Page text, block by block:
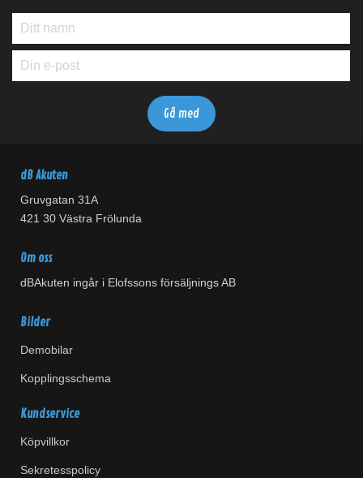
dB Akuten
Gruvgatan 31A
421 30 Västra Frölunda
Om oss
dBAkuten ingår i Elofssons försäljnings AB
Bilder
Demobilar
Kopplingsschema
Kundservice
Köpvillkor
Sekretesspolicy